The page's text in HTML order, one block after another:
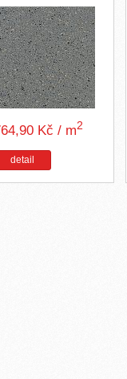
764,90 Kč / m2
detail